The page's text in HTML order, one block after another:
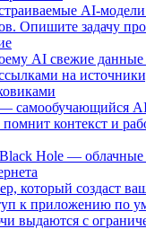
AI-
Опишите задачу
AI свежие
на
самообучающийся
контекст и
Hole — облачные
который создаст
к приложению по
выдаются с